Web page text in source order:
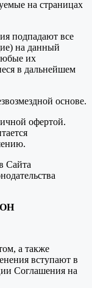
на страницах
подпадают все
на данный
их
в дальнейшем
основе.
офертой.
Сайта
а также
вступают в
Соглашения на